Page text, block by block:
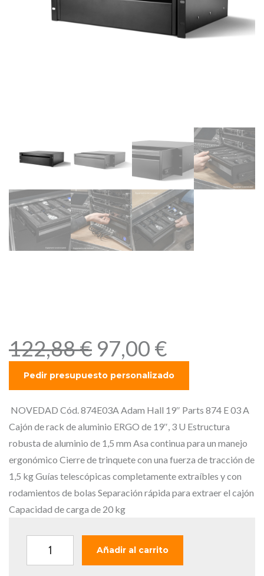
122,88€ E
l
p
r
e
c
i
o
o
r
i
g
i
n
97,00 €E
l
p
r
e
c
i
o
a
c
u
a
l
NOVEDAD Cód. 874E03A Adam Hall 19″ Parts 874 E 03 A
Cajón de rack de aluminio ERGO de 19″, 3 U Estructura
robusta de aluminio de 1,5 mm Asa continua para un manejo
ergonómico Cierre de trinquete con una fuerza de tracción de
1,5 kg Guías telescópicas completamente extraíbles y con
rodamientos de bolas Separación rápida para extraer el cajón
Capacidad de carga de 20 kg
Añadir al carrito